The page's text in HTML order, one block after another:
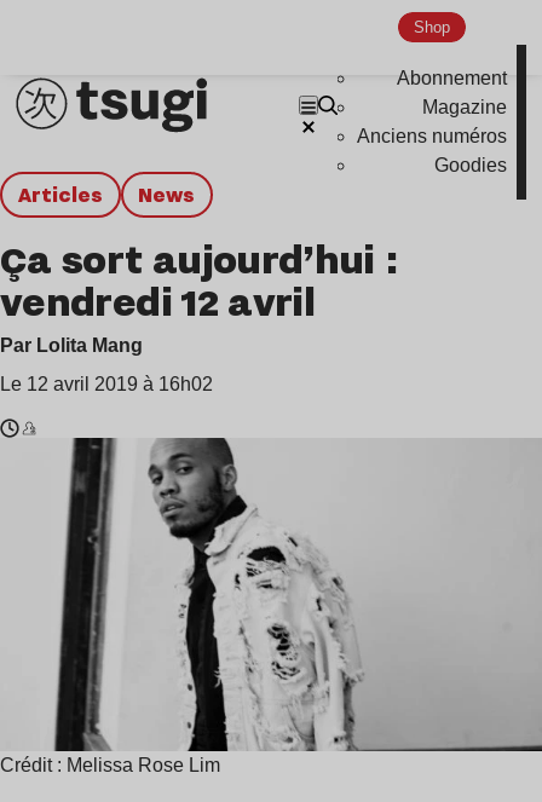
Shop
Abonnement
Magazine
Anciens numéros
Goodies
Articles news
Ça sort aujourd’hui :
vendredi 12 avril
Par Lolita Mang
Le 12 avril 2019 à 16h02
Ryder
Eagle
Crédit : Melissa Rose Lim